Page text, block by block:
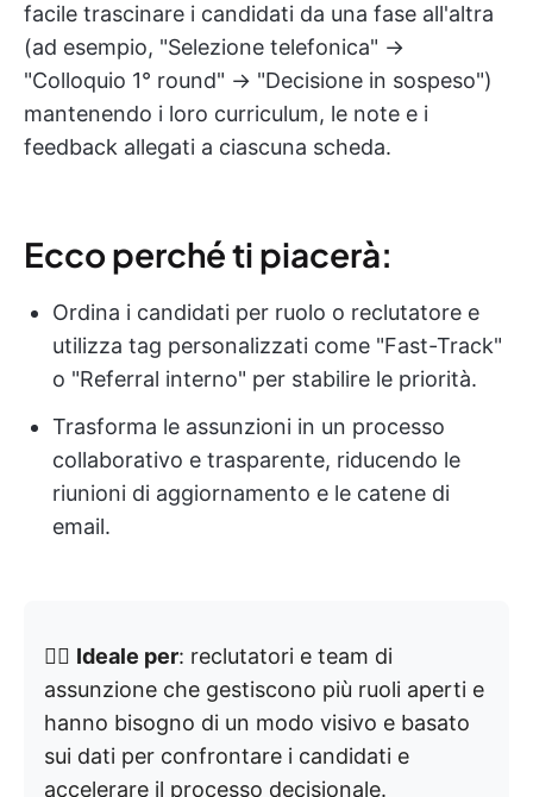
facile trascinare i candidati da una fase all'altra
(ad esempio, "Selezione telefonica" →
"Colloquio 1° round" → "Decisione in sospeso")
mantenendo i loro curriculum, le note e i
feedback allegati a ciascuna scheda.
Ecco perché ti piacerà:
Ordina i candidati per ruolo o reclutatore e
utilizza tag personalizzati come "Fast-Track"
o "Referral interno" per stabilire le priorità.
Trasforma le assunzioni in un processo
collaborativo e trasparente, riducendo le
riunioni di aggiornamento e le catene di
email.
👉🏼 Ideale per: reclutatori e team di
assunzione che gestiscono più ruoli aperti e
hanno bisogno di un modo visivo e basato
sui dati per confrontare i candidati e
accelerare il processo decisionale.